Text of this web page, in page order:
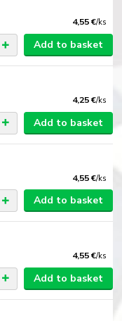
4,55 €/ks
Add to basket
4,25 €/ks
Add to basket
4,55 €/ks
Add to basket
4,55 €/ks
Add to basket